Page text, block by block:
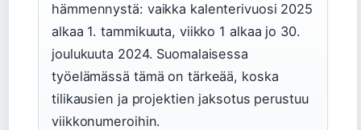
hämmennystä: vaikka kalenterivuosi 2025
alkaa 1. tammikuuta, viikko 1 alkaa jo 30.
joulukuuta 2024. Suomalaisessa
työelämässä tämä on tärkeää, koska
tilikausien ja projektien jaksotus perustuu
viikkonumeroihin.